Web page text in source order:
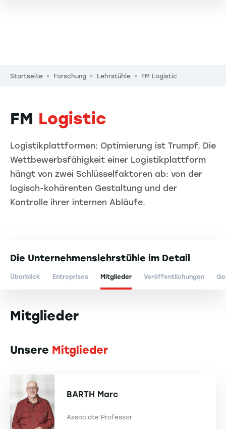
Pfadnavigation
Startseite Forschung Lehrstühle FM Logistic
FM Logistic
Logistikplattformen: Optimierung ist Trumpf. Die
Wettbewerbsfähigkeit einer Logistikplattform
hängt von zwei Schlüsselfaktoren ab: von der
logisch-kohärenten Gestaltung und der
Kontrolle ihrer internen Abläufe.
Die Unternehmenslehrstühle im Detail
Überblick Entreprises Mitglieder Veröffentlichungen
Mitglieder
Unsere Mitglieder
BARTH Marc
Associate Professor